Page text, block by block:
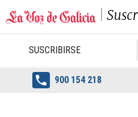
SUSCRIBIRSE
 900 154 218